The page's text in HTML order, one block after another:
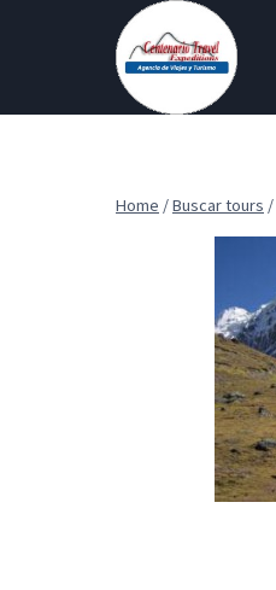
Home /Buscar tours /